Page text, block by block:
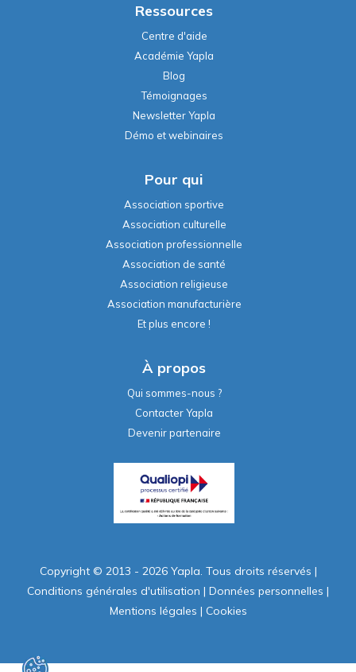
Ressources
Centre d'aide
Académie Yapla
Blog
Témoignages
Newsletter Yapla
Démo et webinaires
Pour qui
Association sportive
Association culturelle
Association professionnelle
Association de santé
Association religieuse
Association manufacturière
Et plus encore !
À propos
Qui sommes-nous ?
Contacter Yapla
Devenir partenaire
Copyright © 2013 - 2026 Yapla. Tous droits réservés |
Conditions générales d'utilisation | Données personnelles |
Mentions légales | Cookies